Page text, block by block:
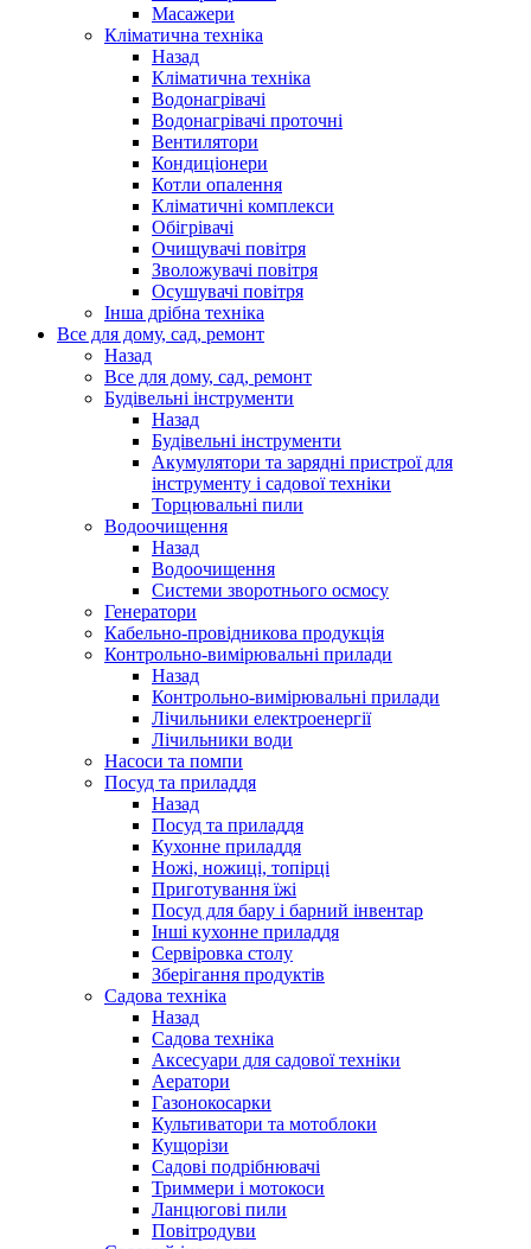
Масажери
Кліматична техніка
Назад
Кліматична техніка
Водонагрівачі
Водонагрівачі проточні
Вентилятори
Кондиціонери
Котли опалення
Кліматичні комплекси
Обігрівачі
Очищувачі повітря
Зволожувачі повітря
Осушувачі повітря
Інша дрібна техніка
Все для дому, сад, ремонт
Назад
Все для дому, сад, ремонт
Будівельні інструменти
Назад
Будівельні інструменти
Акумулятори та зарядні пристрої для
інструменту і садової техніки
Торцювальні пили
Водоочищення
Назад
Водоочищення
Системи зворотнього осмосу
Генератори
Кабельно-провідникова продукція
Контрольно-вимірювальні прилади
Назад
Контрольно-вимірювальні прилади
Лічильники електроенергії
Лічильники води
Насоси та помпи
Посуд та приладдя
Назад
Посуд та приладдя
Кухонне приладдя
Ножі, ножиці, топірці
Приготування їжі
Посуд для бару і барний інвентар
Інші кухонне приладдя
Сервіровка столу
Зберігання продуктів
Садова техніка
Назад
Садова техніка
Аксесуари для садової техніки
Аератори
Газонокосарки
Культиватори та мотоблоки
Кущорізи
Садові подрібнювачі
Триммери і мотокоси
Ланцюгові пили
Повітродуви